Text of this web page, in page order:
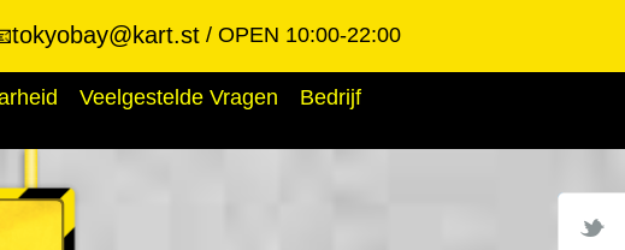
tokyobay@kart.st OPEN 10:00-22:00
Veelgestelde Vragen
Bedrijf